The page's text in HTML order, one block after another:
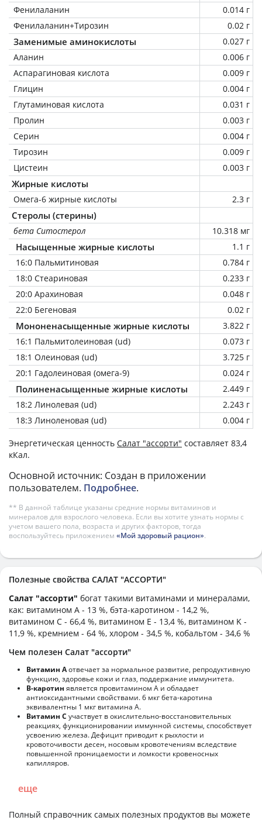
Фенилаланин
0.014 г
Фенилаланин+Тирозин
0.02 г
Заменимые аминокислоты
0.027 г
Аланин
0.006 г
Аспарагиновая кислота
0.009 г
Глицин
0.004 г
Глутаминовая кислота
0.031 г
Пролин
0.003 г
Серин
0.004 г
Тирозин
0.009 г
Цистеин
0.003 г
Жирные кислоты
Омега-6 жирные кислоты 2.3 г
Стеролы (стерины)
бета Ситостерол 10.318 мг
Насыщенные жирные кислоты
1.1 г
16:0 Пальмитиновая
0.784 г
18:0 Стеариновая
0.233 г
20:0 Арахиновая
0.048 г
22:0 Бегеновая
0.02 г
Мононенасыщенные жирные кислоты
3.822 г
16:1 Пальмитолеиновая (ud)
0.073 г
18:1 Олеиновая (ud)
3.725 г
20:1 Гадолеиновая (омега-9)
0.024 г
Полиненасыщенные жирные кислоты
2.449 г
18:2 Линолевая (ud)
2.243 г
18:3 Линоленовая (ud)
0.004 г
Энергетическая ценность Салат "ассорти" составляет 83,4
кКал.
Основной источник: Создан в приложении
пользователем. Подробнее.
** В данной таблице указаны средние нормы витаминов и
минералов для взрослого человека. Если вы хотите узнать нормы с
учетом вашего пола, возраста и других факторов, тогда
воспользуйтесь приложением «Мой здоровый рацион».
Полезные свойства САЛАТ "АССОРТИ"
Салат "ассорти" богат такими витаминами и минералами,
как: витамином А - 13 %, бэта-каротином - 14,2 %,
витамином C - 66,4 %, витамином E - 13,4 %, витамином K -
11,9 %, кремнием - 64 %, хлором - 34,5 %, кобальтом - 34,6 %
Чем полезен Салат "ассорти"
Витамин Аотвечает за нормальное развитие, репродуктивную
функцию, здоровье кожи и глаз, поддержание иммунитета.
В-каротин является провитамином А и обладает
антиоксидантными свойствами. 6 мкг бета-каротина
эквивалентны 1 мкг витамина А.
Витамин С участвует в окислительно-восстановительных
реакциях, функционировании иммунной системы, способствует
усвоению железа. Дефицит приводит к рыхлости и
кровоточивости десен, носовым кровотечениям вследствие
повышенной проницаемости и ломкости кровеносных
капилляров.
еще
Полный справочник самых полезных продуктов вы можете